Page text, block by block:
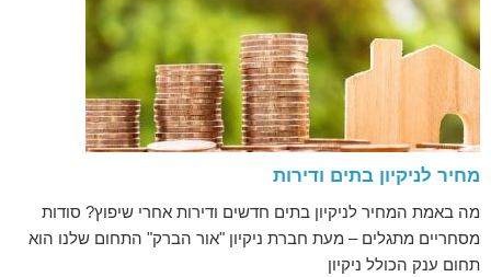
מחיר לניקיון בתים ודירות
מה באמת המחיר לניקיון בתים חדשים ודירות אחרי שיפוץ? סודות
מסחריים מתגלים – מעת חברת ניקיון "אור הברק" התחום שלנו הוא
תחום ענק הכולל ניקיון